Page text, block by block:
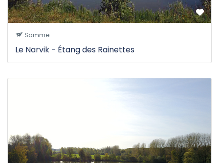
Somme
Le Narvik - Étang des Rainettes